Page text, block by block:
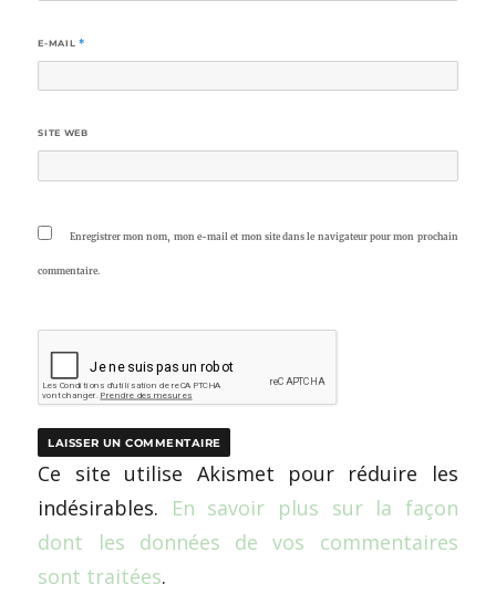
E-MAIL *
SITE WEB
Enregistrer mon nom, mon e-mail et mon site dans le navigateur pour mon prochain
commentaire.
Ce site utilise Akismet pour réduire les
indésirables. En savoir plus sur la façon
dont les données de vos commentaires
sont traitées.